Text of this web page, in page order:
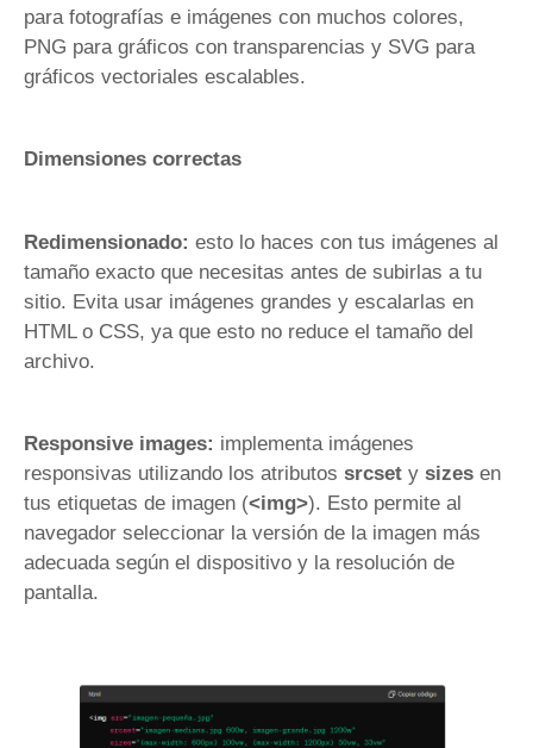
para fotografías e imágenes con muchos colores,
PNG para gráficos con transparencias y SVG para
gráficos vectoriales escalables.
Dimensiones correctas
Redimensionado: esto lo haces con tus imágenes al
tamaño exacto que necesitas antes de subirlas a tu
sitio. Evita usar imágenes grandes y escalarlas en
HTML o CSS, ya que esto no reduce el tamaño del
archivo.
Responsive images: implementa imágenes
responsivas utilizando los atributos srcset y sizes en
tus etiquetas de imagen (<img>). Esto permite al
navegador seleccionar la versión de la imagen más
adecuada según el dispositivo y la resolución de
pantalla.